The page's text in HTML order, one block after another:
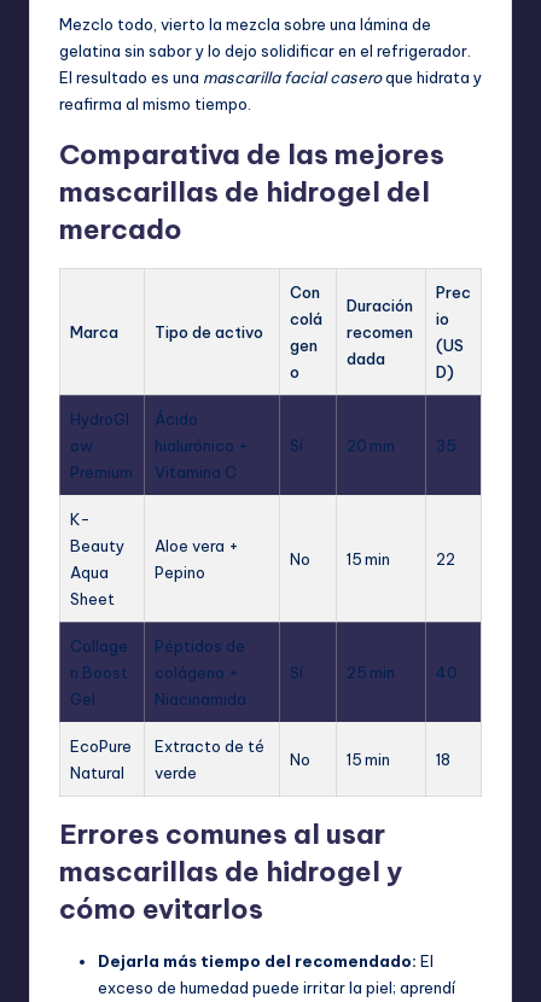
Mezclo todo, vierto la mezcla sobre una lámina de
gelatina sin sabor y lo dejo solidificar en el refrigerador.
El resultado es una mascarilla facial caseroque hidrata y
reafirma al mismo tiempo.
Comparativa de las mejores
mascarillas de hidrogel del
mercado
Marca Tipo de activo
Con
colá
gen
o
Duración
recomen
dada
Prec
io
(US
D)
HydroGl
ow
Premium
Ácido
hialurónico +
Vitamina C
Sí 20 min 35
K-
Beauty
Aqua
Sheet
Aloe vera +
Pepino
No 15 min 22
Collage
n Boost
Gel
Péptidos de
colágeno +
Niacinamida
Sí 25 min 40
EcoPure
Natural
Extracto de té
verde
No 15 min 18
Errores comunes al usar
mascarillas de hidrogel y
cómo evitarlos
Dejarla más tiempo del recomendado: El
exceso de humedad puede irritar la piel; aprendí